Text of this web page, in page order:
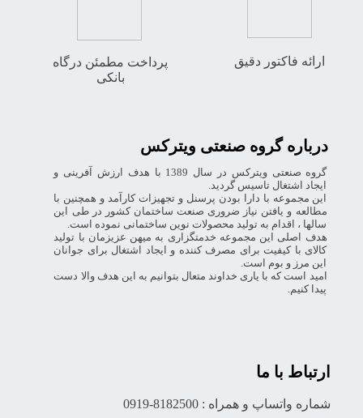
ارائه فاکتور دقیق
پرداخت مطمئن درگاه
بانکی
درباره گروه صنعتی ویترکس
گروه صنعتی ویترکس در سال 1389 با هدف ارزش آفرینی و
ایجاد اشتغال تاسیس گردید.
این مجموعه با دارا بودن پرسنل و تجهیزات کارآمد و همچنین با
مطالعه و یافتن نیاز ضروری صنعت ساختمان کشور در طی این
سالها ، اقدام به تولید محصولات نوین ساختمانی نموده است.
هدف اصلی این مجموعه خدمتگزاری به میهن عزیزمان با تولید
کالای با کیفیت برای مصرف کننده و ایجاد اشتغال برای جوانان
این مرز و بوم است.
امید است که با یاری خداوند متعال بتوانیم به این هدف والا دست
پیدا کنیم.
ارتباط با ما
شماره واتساپ و همراه : 8182500-0919